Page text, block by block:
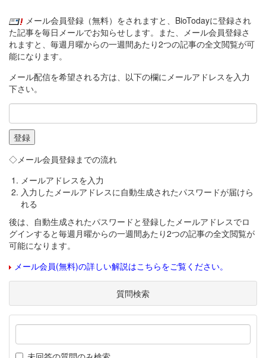
メール会員登録（無料）をされますと、BioTodayに登録され
た記事を毎日メールでお知らせします。また、メール会員登録さ
れますと、毎週月曜からの一週間あたり2つの記事の全文閲覧が可
能になります。
メール配信を希望される方は、以下の欄にメールアドレスを入力
下さい。
◇メール会員登録までの流れ
メールアドレスを入力
入力したメールアドレスに自動生成されたパスワードが届けら
れる
後は、自動生成されたパスワードと登録したメールアドレスでロ
グインすると毎週月曜からの一週間あたり2つの記事の全文閲覧が
可能になります。
メール会員(無料)の詳しい解説はこちらをご覧ください。
質問検索